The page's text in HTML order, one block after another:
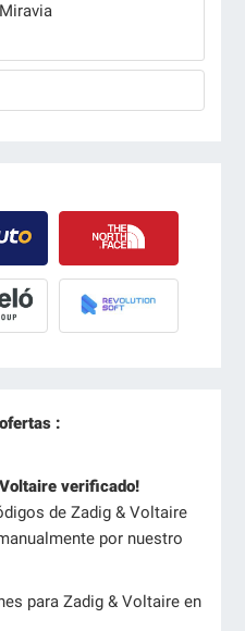
:
verificado!
de Zadig & Voltaire
por nuestro
para Zadig & Voltaire en